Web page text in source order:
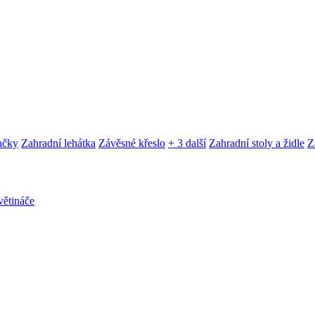
Zahradní lehátka Závěsné křeslo + 3 další Zahradní stoly a židle